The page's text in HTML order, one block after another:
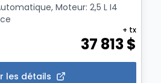
Moteur: 2,5 L I4
37 813$
+ tx
les détails